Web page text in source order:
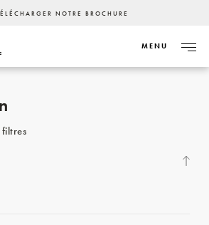
NOTRE BROCHURE
MENU